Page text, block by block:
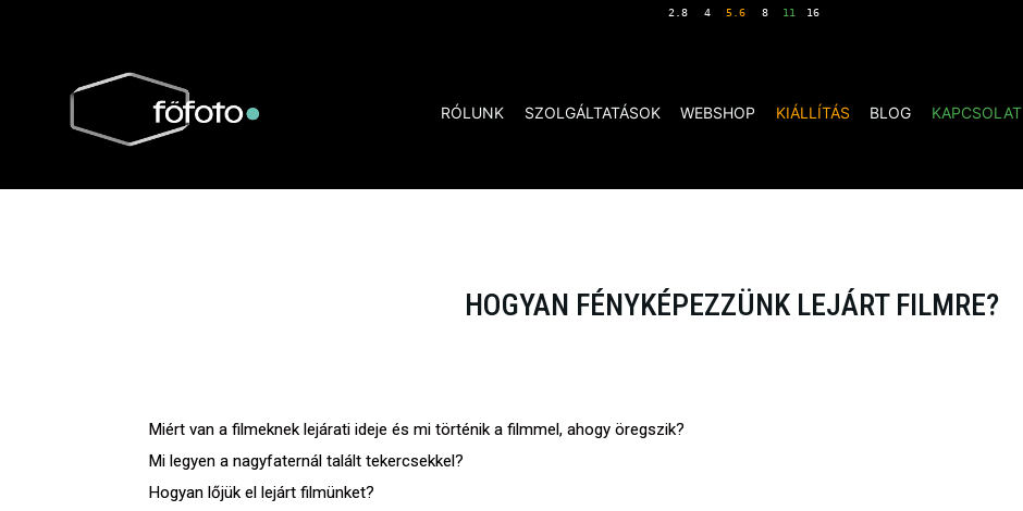
RÓLUNK SZOLGÁLTATÁSOK WEBSHOP KIÁLLÍTÁS BLOG KAPCSOLAT
HOGYAN FÉNYKÉPEZZÜNK LEJÁRT FILMRE?
Miért van a filmeknek lejárati ideje és mi történik a filmmel, ahogy öregszik?
Mi legyen a nagyfaternál talált tekercsekkel?
Hogyan lőjük el lejárt filmünket?